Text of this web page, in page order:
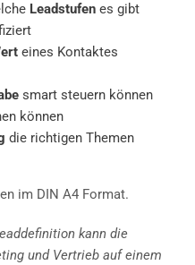
Leadstufen es gibt
eines Kontaktes
smart steuern können
können
die richtigen Themen
im DIN A4 Format.
kann die
und Vertrieb auf einem